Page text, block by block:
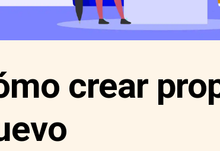
crear